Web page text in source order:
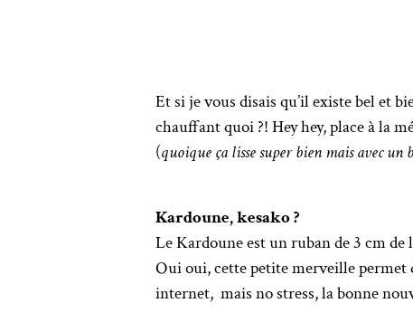
Et si je vous disais qu’il existe bel et
chauffant quoi ?! Hey hey, place à la
(quoique ça lisse super bien mais avec un
Kardoune, kesako ?
Le Kardoune est un ruban de 3 cm de
Oui oui, cette petite merveille permet
internet, mais no stress, la bonne